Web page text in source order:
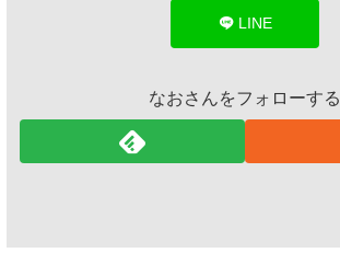
LINE
なおさんをフォローする